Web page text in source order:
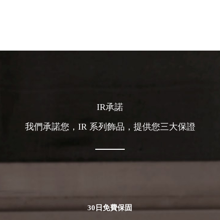
IR承諾
我們承諾您，IR 系列飾品，提供您三大保證
30日免費保固